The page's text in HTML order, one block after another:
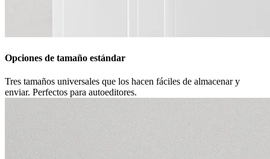
Opciones de tamaño estándar
Tres tamaños universales que los hacen fáciles de almacenar y
enviar. Perfectos para autoeditores.